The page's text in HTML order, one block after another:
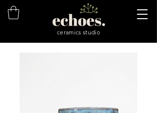
ceramics studio